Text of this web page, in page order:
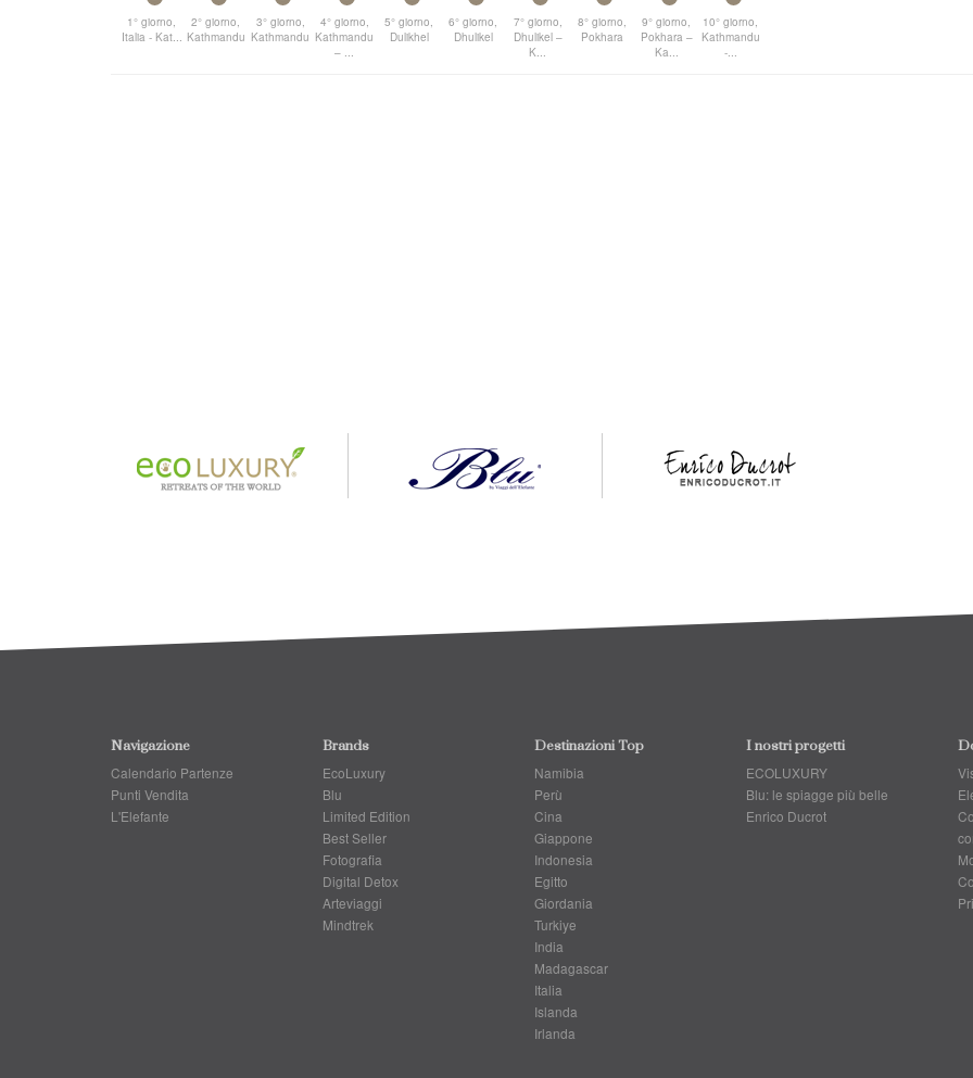
1° giorno,
Italia - Kat...
2° giorno,
Kathmandu
3° giorno,
Kathmandu
4° giorno,
Kathmandu
– ...
5° giorno,
Dulikhel
6° giorno,
Dhulikel
7° giorno,
Dhulikel –
K...
8° giorno,
Pokhara
9° giorno,
Pokhara –
Ka...
10° giorno,
Kathmandu
-...
Navigazione
Calendario Partenze
Punti Vendita
L'Elefante
Brands
EcoLuxury
Blu
Limited Edition
Best Seller
Fotografia
Digital Detox
Arteviaggi
Mindtrek
Destinazioni Top
Namibia
Perù
Cina
Giappone
Indonesia
Egitto
Giordania
Turkiye
India
Madagascar
Italia
Islanda
Irlanda
I nostri progetti
ECOLUXURY
Blu: le spiagge più belle
Enrico Ducrot